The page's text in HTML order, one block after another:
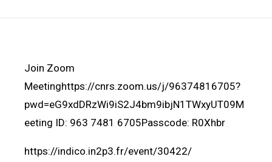
Join Zoom
Meetinghttps://cnrs.zoom.us/j/96374816705?
pwd=eG9xdDRzWi9iS2J4bm9ibjN1TWxyUT09M
eeting ID: 963 7481 6705Passcode: R0Xhbr
https://indico.in2p3.fr/event/30422/